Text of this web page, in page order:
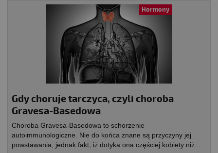
Hormony
Gdy choruje tarczyca, czyli choroba
Gravesa-Basedowa
Choroba Gravesa-Basedowa to schorzenie
autoimmunologiczne. Nie do końca znane są przyczyny jej
powstawania, jednak fakt, iż dotyka ona częściej kobiety niż...